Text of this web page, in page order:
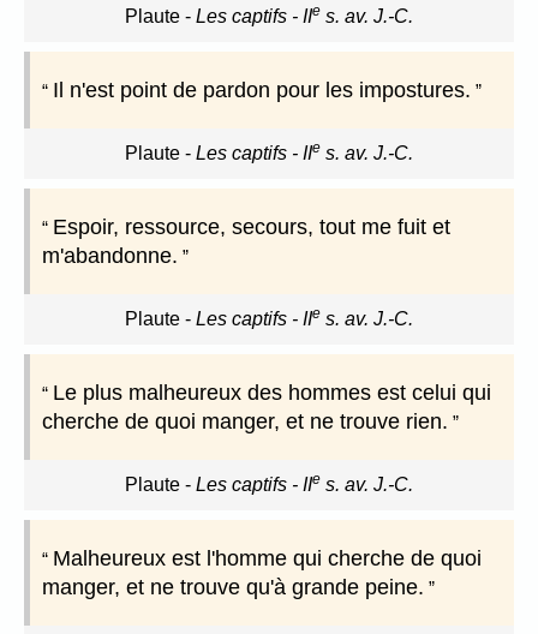
Plaute - Les captifs - IIe s. av. J.-C.
Il n'est point de pardon pour les impostures.
Plaute - Les captifs - IIe s. av. J.-C.
Espoir, ressource, secours, tout me fuit et
m'abandonne.
Plaute - Les captifs - IIe s. av. J.-C.
Le plus malheureux des hommes est celui qui
cherche de quoi manger, et ne trouve rien.
Plaute - Les captifs - IIe s. av. J.-C.
Malheureux est l'homme qui cherche de quoi
manger, et ne trouve qu'à grande peine.